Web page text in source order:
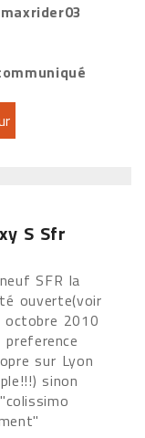
maxrider03
S Sfr
SFR la
ouverte(voir
2010
sur Lyon
sinon